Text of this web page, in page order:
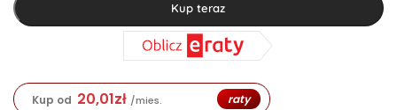
Kup teraz
Kup od 20,01zł /mies. raty